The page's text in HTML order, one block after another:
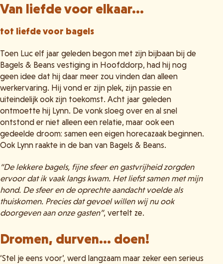
Van liefde voor elkaar...
tot liefde voor bagels
Toen Luc elf jaar geleden begon met zijn bijbaan bij de
Bagels & Beans vestiging in Hoofddorp, had hij nog
geen idee dat hij daar meer zou vinden dan alleen
werkervaring. Hij vond er zijn plek, zijn passie en
uiteindelijk ook zijn toekomst. Acht jaar geleden
ontmoette hij Lynn. De vonk sloeg over en al snel
ontstond er niet alleen een relatie, maar ook een
gedeelde droom: samen een eigen horecazaak beginnen.
Ook Lynn raakte in de ban van Bagels & Beans.
“De lekkere bagels, fijne sfeer en gastvrijheid zorgden
ervoor dat ik vaak langs kwam. Het liefst samen met mijn
hond. De sfeer en de oprechte aandacht voelde als
thuiskomen. Precies dat gevoel willen wij nu ook
doorgeven aan onze gasten”, vertelt ze.
Dromen, durven… doen!
‘Stel je eens voor’, werd langzaam maar zeker een serieus